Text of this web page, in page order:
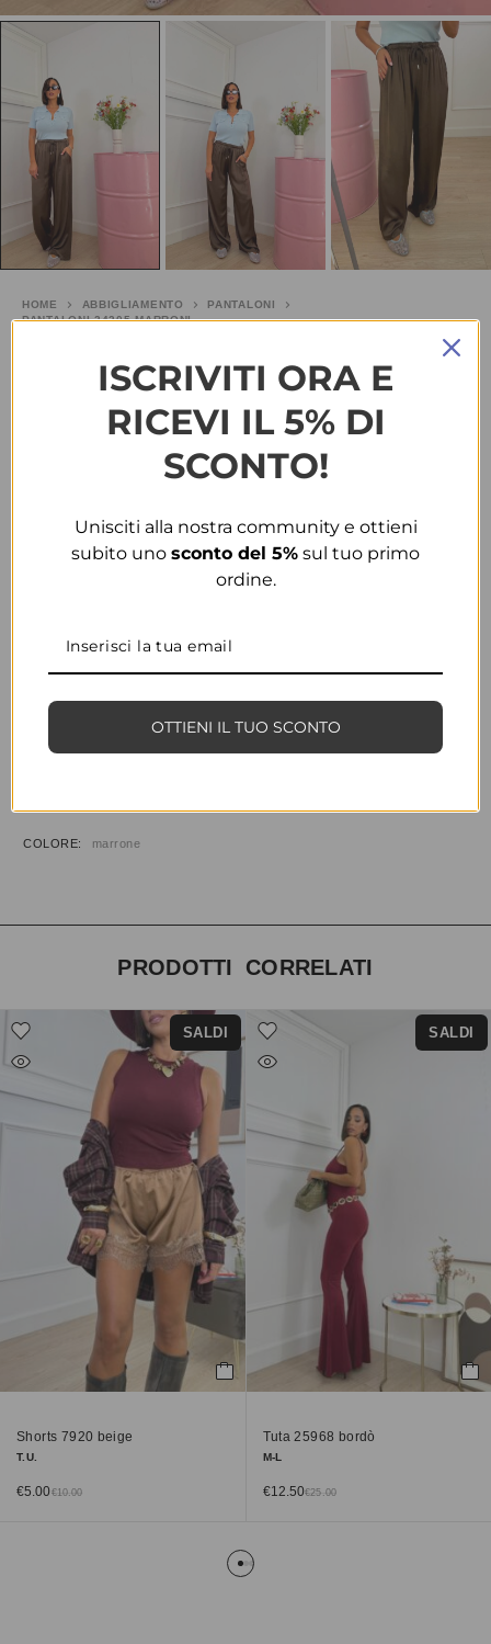
HOME ABBIGLIAMENTO
PANTALONI
PANTALONI 24205 MARRONI
Pantaloni 24205 marroni
COLORE
AGGIUNGI ALLA WISHLIST
INFORMAZIONI AGGIUNTIVE
COLORE marrone
PRODOTTI CORRELATI
SALDI
Shorts 7920 beige
T.U.
€ 10.00
€5.00
SALDI
Tuta 25968 bordò
M-L
€ 25.00
€12.50
ISCRIVITI ORA E
RICEVI IL 5% DI
SCONTO!
Unisciti alla nostra community e ottieni
subito uno sconto del 5% sul tuo primo
ordine.
OTTIENI IL TUO SCONTO